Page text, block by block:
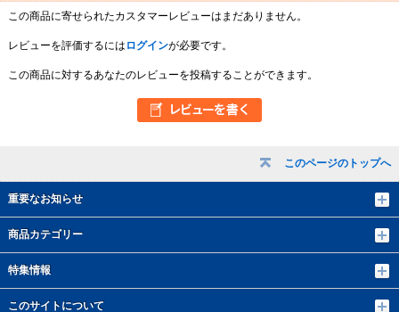
このページのトップへ
重要なお知らせ
商品カテゴリー
特集情報
このサイトについて
この商品に寄せられたカスタマーレビューはまだありません。
レビューを評価するには ログインが必要です。
この商品に対するあなたのレビューを投稿することができます。